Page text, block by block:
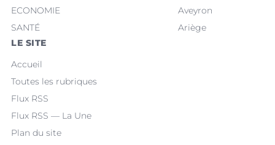
ECONOMIE
SANTÉ
Aveyron
Ariège
LE SITE
Accueil
Toutes les rubriques
Flux RSS
Flux RSS — La Une
Plan du site